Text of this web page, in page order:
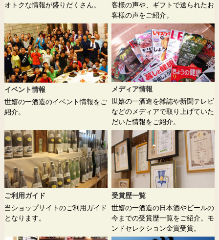
オトクな情報が盛りだくさん。
客様の声や、ギフトで送られたお
客様の声をご紹介。
イベント情報
世嬉の一酒造のイベント情報をご
紹介。
メディア情報
世嬉の一酒造を雑誌や新聞テレビ
などのメディアで取り上げていた
だいた情報をご紹介。
ご利用ガイド
当ショップサイトのご利用ガイド
となります。
受賞歴一覧
世嬉の一酒造の日本酒やビールの
今までの受賞歴一覧をご紹介。モ
ンドセレクション金賞受賞。